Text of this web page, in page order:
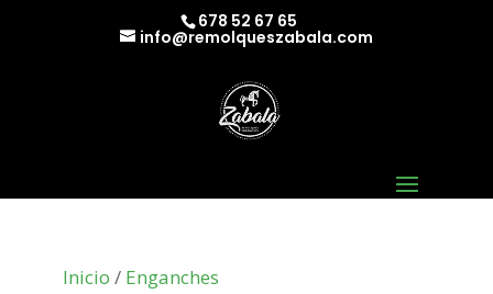
678 52 67 65
info@remolqueszabala.com
Inicio / Enganches